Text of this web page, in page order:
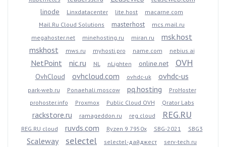
linode
Linxdatacenter lite.host
macarne.com
Mail.Ru Cloud Solutions
masterhost
mcs.mail.ru
megahoster.net
minehosting.ru miran.ru
msk.host
mskhost
mws.ru myhosti.pro name.com nebius.ai
NetPoint nic.ru NL nLighten online.net OVH
OvhCloud ovhcloud.com ovhdc-uk ovhdc-us
park-web.ru Ponaehali.moscow pq.hosting
ProHoster
prohoster.info
Proxmox Public Cloud OVH Qrator Labs
rackstore.ru ramageddon.ru reg.cloud REG.RU
REG.RU cloud ruvds.com Ryzen 9 7950x SBG-2021 SBG3
Scaleway selectel selectel-дайджест
serv-tech.ru